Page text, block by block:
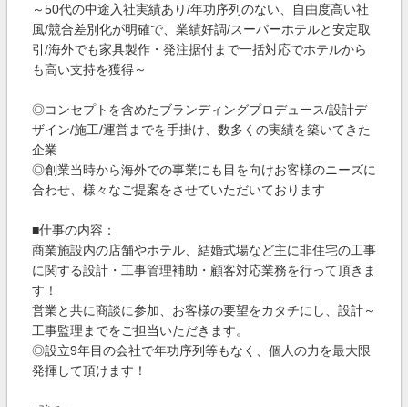
～50代の中途入社実績あり/年功序列のない、自由度高い社
風/競合差別化が明確で、業績好調/スーパーホテルと安定取
引/海外でも家具製作・発注据付まで一括対応でホテルから
も高い支持を獲得～
◎コンセプトを含めたブランディングプロデュース/設計デ
ザイン/施工/運営までを手掛け、数多くの実績を築いてきた
企業
◎創業当時から海外での事業にも目を向けお客様のニーズに
合わせ、様々なご提案をさせていただいております
■仕事の内容：
商業施設内の店舗やホテル、結婚式場など主に非住宅の工事
に関する設計・工事管理補助・顧客対応業務を行って頂きま
す！
営業と共に商談に参加、お客様の要望をカタチにし、設計～
工事監理までをご担当いただきます。
◎設立9年目の会社で年功序列等もなく、個人の力を最大限
発揮して頂けます！